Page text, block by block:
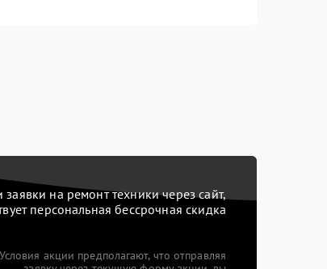
на ремонт техники через сайт,
персональная бессрочная скидка
акции предполагают, что отправляя